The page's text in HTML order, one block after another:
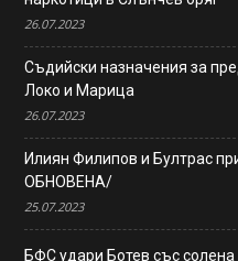
26.07.2023
Съдийски назначения за
Локо и Марица
26.07.2023
Илиян Филипов и Бултрас
ОБНОВЕНА/
25.07.2023
БФС удари Ботев със солена